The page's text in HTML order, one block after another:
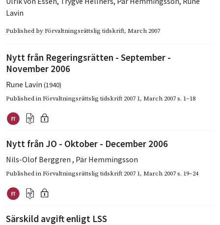
Lavin
Published byFörvaltningsrättslig tidskrift, March 2007
Nytt från Regeringsrätten - September -
November 2006
Rune Lavin (1940)
Published inFörvaltningsrättslig tidskrift 2007 1, March 2007s. 1–18
Nytt från JO - Oktober - December 2006
Nils-Olof Berggren , Pär Hemmingsson
Published inFörvaltningsrättslig tidskrift 2007 1, March 2007s. 19–24
Särskild avgift enligt LSS